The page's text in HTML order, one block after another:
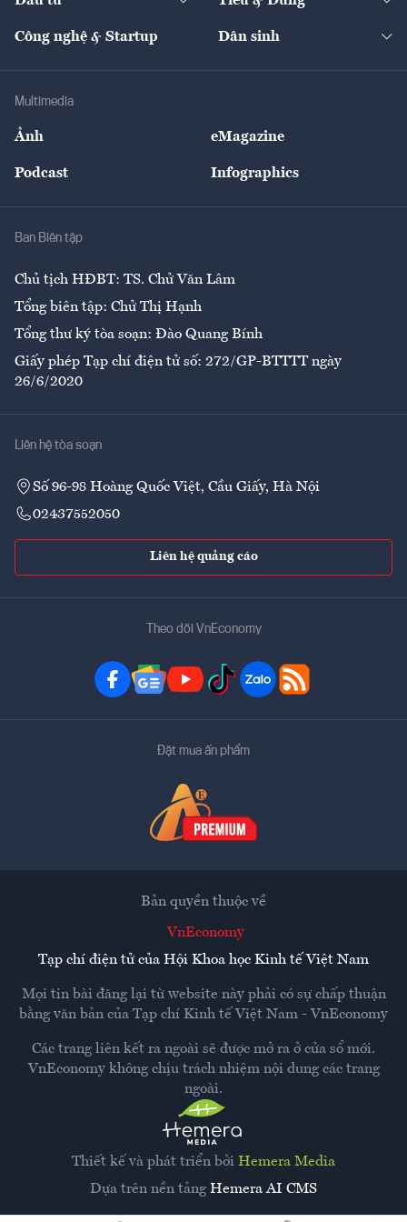
Quản trị số
Tư vấn
Thị trường
Nông sản
Giải trí
Công nghệ & Startup Dân sinh
Multimedia
Ảnh eMagazine
Podcast Infographics
Ban Biên tập
Chủ tịch HĐBT: TS. Chử Văn Lâm
Tổng biên tập: Chử Thị Hạnh
Tổng thư ký tòa soạn: Đào Quang Bính
Giấy phép Tạp chí điện tử số: 272/GP-BTTTT ngày
26/6/2020
Liên hệ tòa soạn
Số 96-98 Hoàng Quốc Việt, Cầu Giấy, Hà Nội
02437552050
Liên hệ quảng cáo
Theo dõi VnEconomy
Đặt mua ấn phẩm
Thiết kế và phát triển bởi Hemera Media
Dựa trên nền tảng Hemera AI CMS
Bản quyền thuộc về
VnEconomy
Tạp chí điện tử của Hội Khoa học Kinh tế Việt Nam
Mọi tin bài đăng lại từ website này phải có sự chấp thuận
bằng văn bản của Tạp chí Kinh tế Việt Nam - VnEconomy
Các trang liên kết ra ngoài sẽ được mở ra ở cửa sổ mới.
VnEconomy không chịu trách nhiệm nội dung các trang
ngoài.